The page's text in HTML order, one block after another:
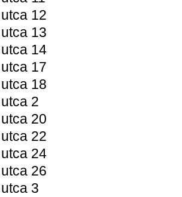
12
13
14
17
18
2
20
22
24
26
3